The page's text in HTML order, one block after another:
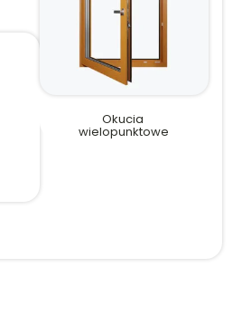
Okucia
wielopunktowe